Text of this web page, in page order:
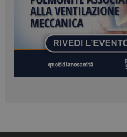
PHPSESSID